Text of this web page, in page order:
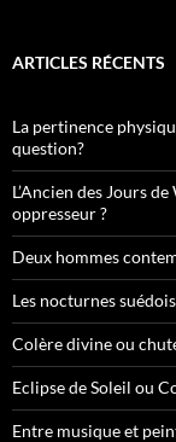
ARTICLES RÉCENTS
La pertinence
question?
L’Ancien des Jours
oppresseur ?
Deux hommes
Les nocturnes
Colère divine ou
Eclipse de Soleil ou
Entre musique et